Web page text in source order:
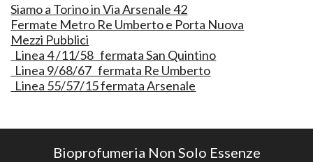
Siamo a Torino in Via Arsenale 42
Fermate Metro Re Umberto e Porta Nuova
Mezzi Pubblici
Linea 4 /11/58 fermata San Quintino
Linea 9/68/67 fermata Re Umberto
Linea 55/57/15 fermata Arsenale
Bioprofumeria Non Solo Essenze